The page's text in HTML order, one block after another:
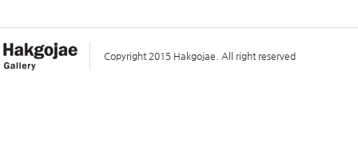
Copyright 2015 Hakgojae. All right reserved